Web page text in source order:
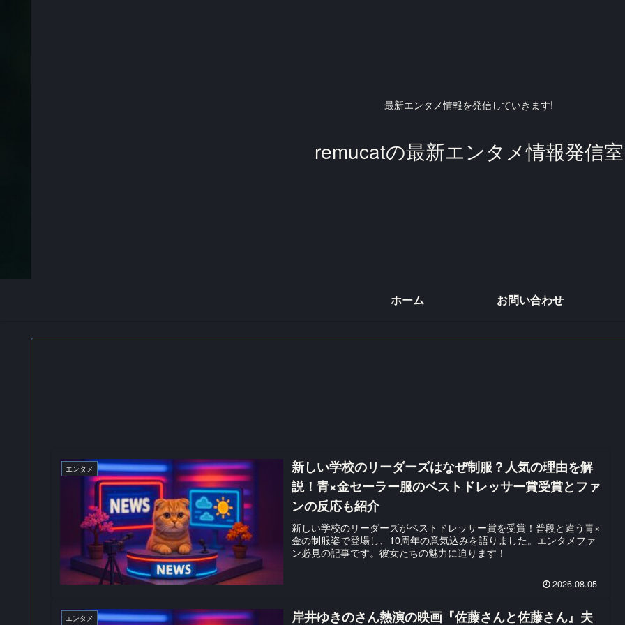
最新エンタメ情報を発信していきます!
remucatの最新エンタメ情報発信室
ホーム お問い合わせ
エンタメ
新しい学校のリーダーズはなぜ制服？人気の理由を解
説！青×金セーラー服のベストドレッサー賞受賞とファ
ンの反応も紹介
新しい学校のリーダーズがベストドレッサー賞を受賞！普段と違う青×
金の制服姿で登場し、10周年の意気込みを語りました。エンタメファ
ン必見の記事です。彼女たちの魅力に迫ります！
2026.08.05
エンタメ 岸井ゆきのさん熱演の映画『佐藤さんと佐藤さん』夫